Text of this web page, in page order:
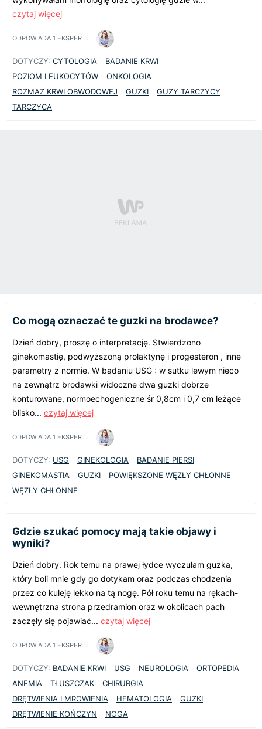
czytaj więcej
ODPOWIADA 1 EKSPERT:
DOTYCZY: CYTOLOGIA
BADANIE KRWI
POZIOM LEUKOCYTÓW
ONKOLOGIA
ROZMAZ KRWI OBWODOWEJ
GUZKI
GUZY TARCZYCY
TARCZYCA
Co mogą oznaczać te guzki na brodawce?
Dzień dobry, proszę o interpretację. Stwierdzono
ginekomastię, podwyższoną prolaktynę i progesteron , inne
parametry z normie. W badaniu USG : w sutku lewym nieco
na zewnątrz brodawki widoczne dwa guzki dobrze
konturowane, normoechogeniczne śr 0,8cm i 0,7 cm leżące
blisko... czytaj więcej
ODPOWIADA 1 EKSPERT:
DOTYCZY: USG GINEKOLOGIA
BADANIE PIERSI
GINEKOMASTIA
GUZKI
POWIĘKSZONE WĘZŁY CHŁONNE
WĘZŁY CHŁONNE
Gdzie szukać pomocy mają takie objawy i
wyniki?
Dzień dobry. Rok temu na prawej łydce wyczułam guzka,
który boli mnie gdy go dotykam oraz podczas chodzenia
przez co kuleję lekko na tą nogę. Pół roku temu na rękach-
wewnętrzna strona przedramion oraz w okolicach pach
zaczęły się pojawiać... czytaj więcej
ODPOWIADA 1 EKSPERT:
DOTYCZY: BADANIE KRWI USG NEUROLOGIA
ORTOPEDIA
ANEMIA
TŁUSZCZAK
CHIRURGIA
DRĘTWIENIA I MROWIENIA
HEMATOLOGIA
GUZKI
DRĘTWIENIE KOŃCZYN
NOGA